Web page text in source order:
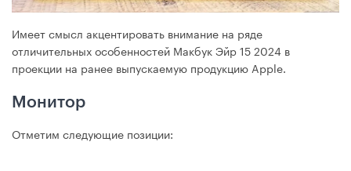
Имеет смысл акцентировать внимание на ряде
отличительных особенностей Макбук Эйр 15 2024 в
проекции на ранее выпускаемую продукцию Apple.
Монитор
Отметим следующие позиции: